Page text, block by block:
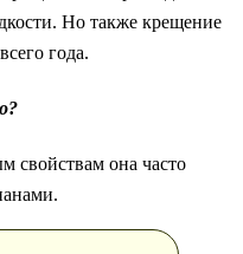
Но также крещение
года.
свойствам она часто